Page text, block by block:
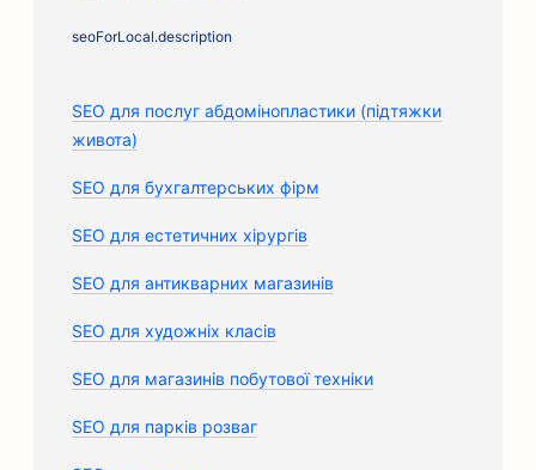
seoForLocal.description
SEO для послуг абдомінопластики (підтяжки
живота)
SEO для бухгалтерських фірм
SEO для естетичних хірургів
SEO для антикварних магазинів
SEO для художніх класів
SEO для магазинів побутової техніки
SEO для парків розваг